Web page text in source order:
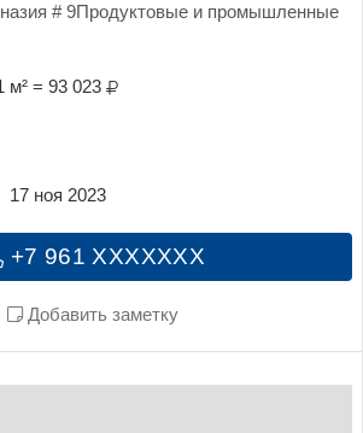
# 9Продуктовые и промышленные
м² = 93 023
+7 961 XXXXXXX
Добавить заметку
17 ноя 2023